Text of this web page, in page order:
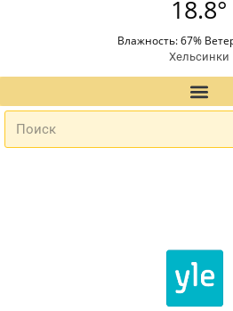
18.8°
Влажность: 67%
Хельсинки